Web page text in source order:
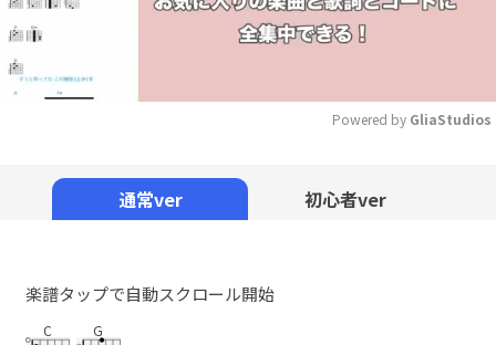
Powered by GliaStudios
通常ver 初心者ver
楽譜タップで自動スクロール開始
C G